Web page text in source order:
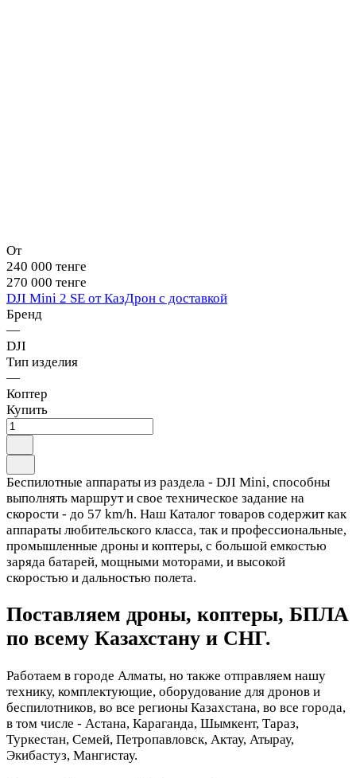
От
240 000 тенге
270 000 тенге
DJI Mini 2 SE от КазДрон с доставкой
Бренд
—
DJI
Тип изделия
—
Коптер
Купить
Беспилотные аппараты из раздела - DJI Mini, способны
выполнять маршрут и свое техническое задание на
скорости - до 57 km/h. Наш Каталог товаров содержит как
аппараты любительского класса, так и профессиональные,
промышленные дроны и коптеры, с большой емкостью
заряда батарей, мощными моторами, и высокой
скоростью и дальностью полета.
Поставляем дроны, коптеры, БПЛА
по всему Казахстану и СНГ.
Работаем в городе Алматы, но также отправляем нашу
технику, комплектующие, оборудование для дронов и
беспилотников, во все регионы Казахстана, во все города,
в том числе - Астана, Караганда, Шымкент, Тараз,
Туркестан, Семей, Петропавловск, Актау, Атырау,
Экибастуз, Мангистау.